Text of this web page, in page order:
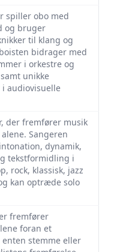
spiller obo med
og bruger
til klang og
bidrager med
i orkestre og
unikke
audiovisuelle
der fremfører musik
Sangeren
dynamik,
tekstformidling i
rock, klassisk, jazz
kan optræde solo
fremfører
foran et
stemme eller